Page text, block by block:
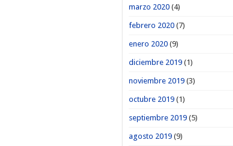
marzo 2020(4)
febrero 2020(7)
enero 2020(9)
diciembre 2019(1)
noviembre 2019(3)
octubre 2019(1)
septiembre 2019(5)
agosto 2019(9)